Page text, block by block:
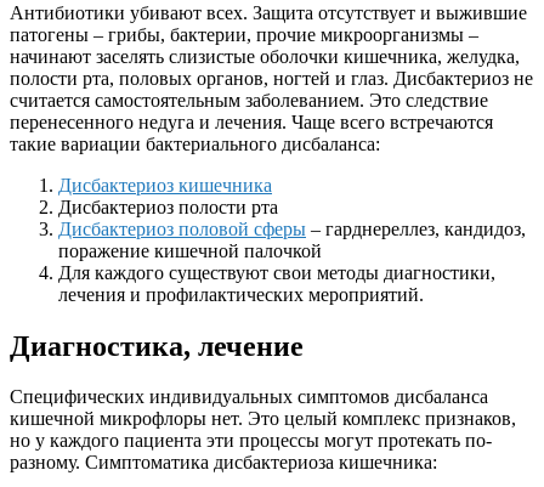
Антибиотики убивают всех. Защита отсутствует и выжившие
патогены – грибы, бактерии, прочие микроорганизмы –
начинают заселять слизистые оболочки кишечника, желудка,
полости рта, половых органов, ногтей и глаз. Дисбактериоз не
считается самостоятельным заболеванием. Это следствие
перенесенного недуга и лечения. Чаще всего встречаются
такие вариации бактериального дисбаланса:
Дисбактериоз кишечника
Дисбактериоз полости рта
Дисбактериоз половой сферы – гарднереллез, кандидоз,
поражение кишечной палочкой
Для каждого существуют свои методы диагностики,
лечения и профилактических мероприятий.
Диагностика, лечение
Специфических индивидуальных симптомов дисбаланса
кишечной микрофлоры нет. Это целый комплекс признаков,
но у каждого пациента эти процессы могут протекать по-
разному. Симптоматика дисбактериоза кишечника: